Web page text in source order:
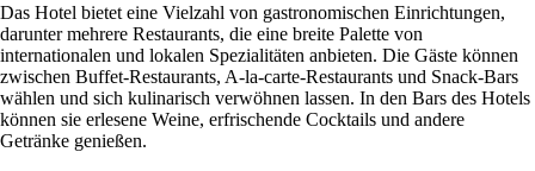
Das Hotel bietet eine Vielzahl von gastronomischen Einrichtungen,
darunter mehrere Restaurants, die eine breite Palette von
internationalen und lokalen Spezialitäten anbieten. Die Gäste können
zwischen Buffet-Restaurants, A-la-carte-Restaurants und Snack-Bars
wählen und sich kulinarisch verwöhnen lassen. In den Bars des Hotels
können sie erlesene Weine, erfrischende Cocktails und andere
Getränke genießen.